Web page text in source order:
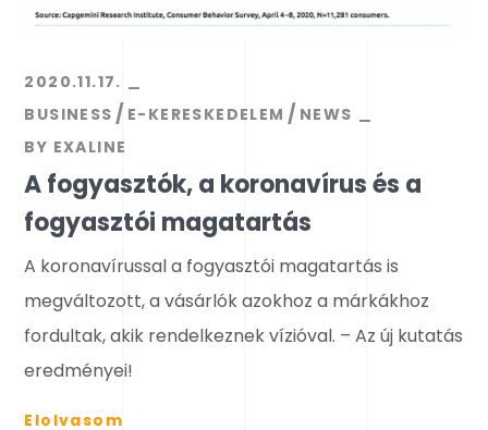
2020.11.17.
BUSINESS
E-KERESKEDELEM
NEWS
BY EXALINE
A fogyasztók, a koronavírus és a
fogyasztói magatartás
A koronavírussal a fogyasztói magatartás is
megváltozott, a vásárlók azokhoz a márkákhoz
fordultak, akik rendelkeznek vízióval. – Az új kutatás
eredményei!
Elolvasom